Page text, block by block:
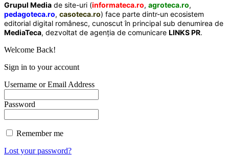
Grupul Media de site-uri (informateca.ro, agroteca.ro,
pedagoteca.ro, casoteca.ro) face parte dintr-un ecosistem
editorial digital românesc, cunoscut în principal sub denumirea de
MediaTeca, dezvoltat de agenția de comunicare LINKS PR.
Welcome Back!
Sign in to your account
Username or Email Address
Password
Remember me
Lost your password?